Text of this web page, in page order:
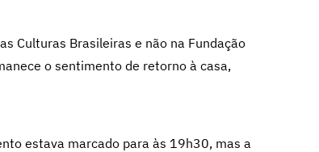
Culturas Brasileiras e não na Fundação
o sentimento de retorno à casa,
estava marcado para às 19h30, mas a